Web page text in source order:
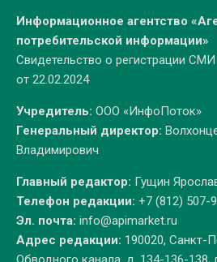
Информационное агентство
потребительской информации»
Свидетельство о регистрации
от 22.02.2024
Учредитель: ООО «ИнфоПоток»
Генеральный директор:
Владимирович
Главный редактор: Гущин
Телефон редакции: +7 (812) 507-
Эл. почта: info@apimarket.ru
Адрес редакции: 190020, Санкт-